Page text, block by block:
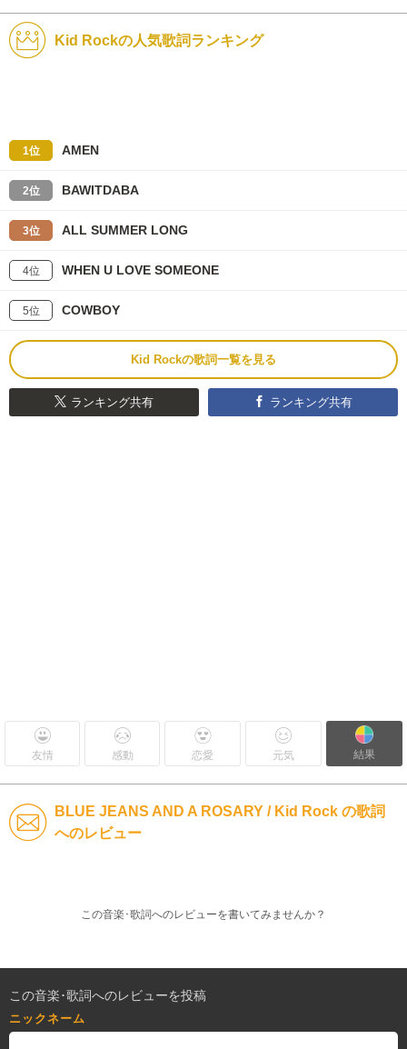
Kid Rockの人気歌詞ランキング
1位 AMEN
2位 BAWITDABA
3位 ALL SUMMER LONG
4位 WHEN U LOVE SOMEONE
5位 COWBOY
Kid Rockの歌詞一覧を見る
ランキング共有 ランキング共有
友情 感動 恋愛 元気 結果
BLUE JEANS AND A ROSARY / Kid Rock の歌詞
へのレビュー
この音楽･歌詞へのレビューを書いてみませんか？
この音楽･歌詞へのレビューを投稿
ニックネーム